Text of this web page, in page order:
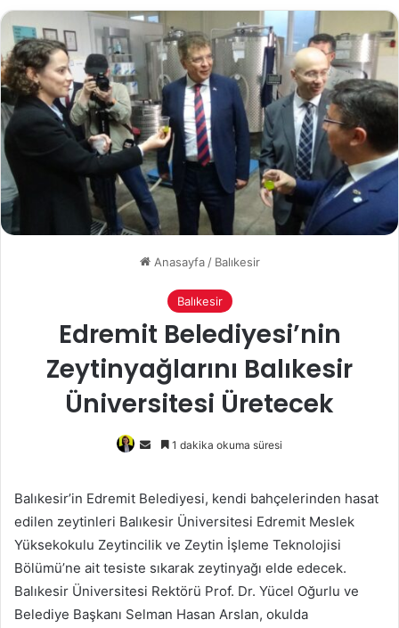
Anasayfa / Balıkesir
Balıkesir
Edremit Belediyesi’nin
Zeytinyağlarını Balıkesir
Üniversitesi Üretecek
Bir
göndermek
1 dakika okuma süresi
Balıkesir’in Edremit Belediyesi, kendi bahçelerinden hasat
edilen zeytinleri Balıkesir Üniversitesi Edremit Meslek
Yüksekokulu Zeytincilik ve Zeytin İşleme Teknolojisi
Bölümü’ne ait tesiste sıkarak zeytinyağı elde edecek.
Balıkesir Üniversitesi Rektörü Prof. Dr. Yücel Oğurlu ve
Belediye Başkanı Selman Hasan Arslan, okulda